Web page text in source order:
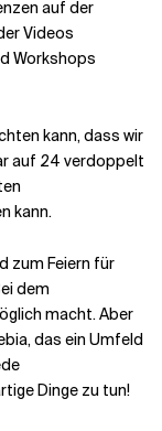
auf der
Videos
Workshops
kann, dass wir
auf 24 verdoppelt
kann.
zum Feiern für
dem
macht. Aber
das ein Umfeld
Dinge zu tun!